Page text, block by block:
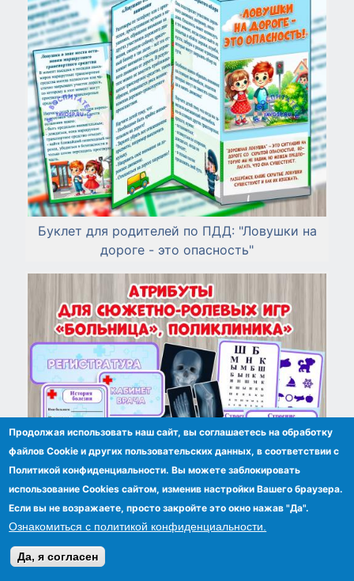
Буклет для родителей по ПДД: "Ловушки на
дороге - это опасность"
Атрибуты для игр «Больница», «Поликлиника»
Продолжая использовать наш сайт, вы соглашаетесь на обработку
файлов Сookie и других пользовательских данных, в соответствии с
Политикой конфиденциальности. Вы можете заблокировать
использование Cookies сайтом, изменив настройки Вашего браузера.
Если вы не возражаете, просто закройте это окно нажав "Да".
Ознакомиться с политикой конфиденциальности.
Да, я согласен